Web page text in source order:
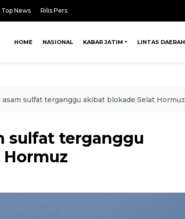
Top News Rilis Pers
HOME NASIONAL KABAR JATIM LINTAS DAERAH
asam sulfat terganggu akibat blokade Selat Hormuz
sulfat terganggu